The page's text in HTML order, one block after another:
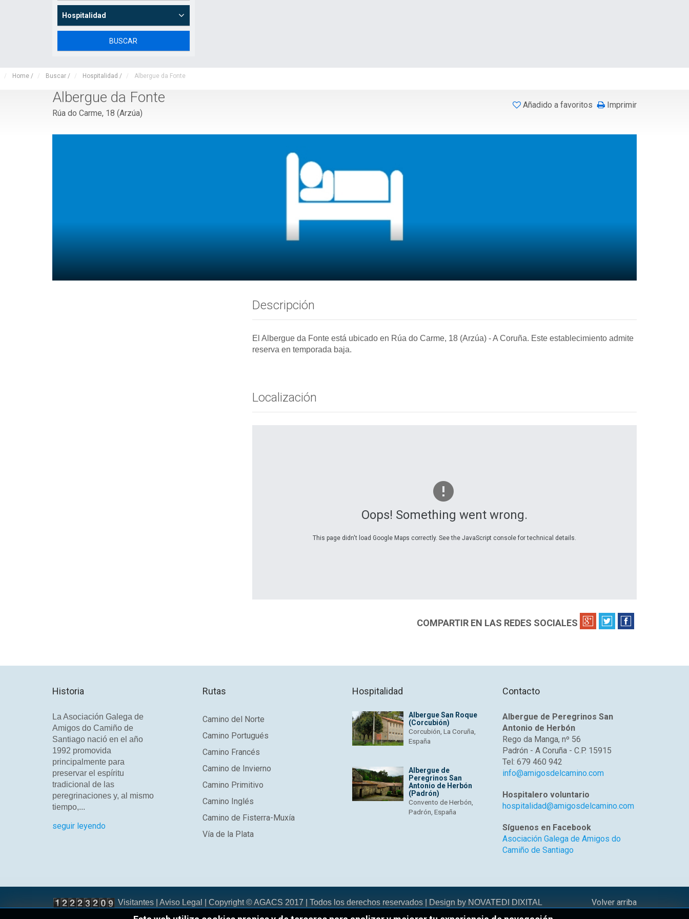
Home / Buscar / Hospitalidad / Albergue da Fonte
Hospitalidad
Albergue da Fonte
Rúa do Carme, 18 (Arzúa)
Añadido a favoritos Imprimir
Descripción
El Albergue da Fonte está ubicado en Rúa do Carme, 18 (Arzúa) - A Coruña. Este establecimiento admite
reserva en temporada baja.
Localización
Oops! Something went wrong.
This page didn't load Google Maps correctly. See the JavaScript console for technical details.
COMPARTIR EN LAS REDES SOCIALES
Historia
La Asociación Galega de
Amigos do Camiño de
Santiago nació en el año
1992 promovida
principalmente para
preservar el espíritu
tradicional de las
peregrinaciones y, al mismo
tiempo,...
seguir leyendo
Rutas
Camino del Norte
Camino Portugués
Camino Francés
Camino de Invierno
Camino Primitivo
Camino Inglés
Camino de Fisterra-Muxía
Vía de la Plata
Hospitalidad
Albergue San Roque
(Corcubión)
Corcubión, La Coruña,
España
Albergue de
Peregrinos San
Antonio de Herbón
(Padrón)
Convento de Herbón,
Padrón, España
Contacto
Albergue de Peregrinos San
Antonio de Herbón
Rego da Manga, nº 56
Padrón - A Coruña - C.P. 15915
Tel: 679 460 942
info@amigosdelcamino.com
Hospitalero voluntario
hospitalidad@amigosdelcamino.com
Síguenos en Facebook
Asociación Galega de Amigos do
Camiño de Santiago
Volver arriba
Visitantes | Aviso Legal | Copyright © AGACS 2017 | Todos los derechos reservados | Design by NOVATEDI DIXITAL